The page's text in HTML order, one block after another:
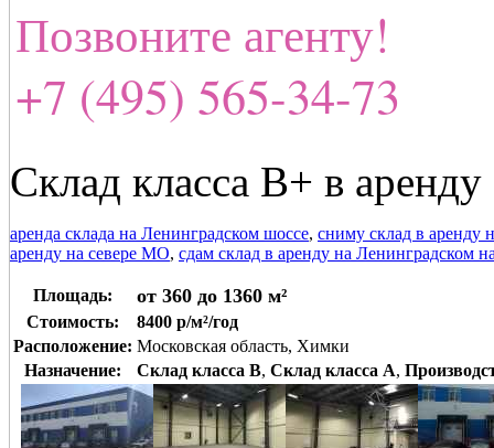
Позвоните агенту!
+7 (495) 565-34-73
Склад класса В+ в
аренда склада на Ленинградском шоссе, сниму склад в аренду
аренду на севере МО, сдам склад в аренду на Ленинградском
Площадь: от 360 до 1360 м²
Стоимость:
8400 р/м²/год
Расположение: Московская область, Химки
Назначение:
Склад класса B, Склад класса A,